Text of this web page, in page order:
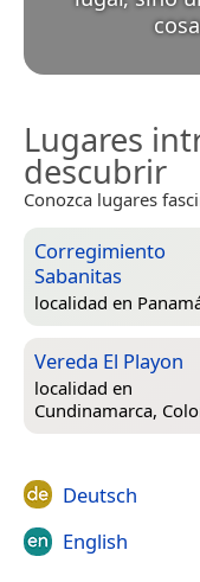
Lugares
descubrir
Conozca lugares
Corregimiento
Sabanitas
localidad en
Vereda El Playon
localidad en
Cundinamarca,
Deutsch
English